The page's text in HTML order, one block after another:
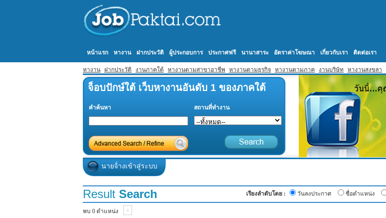
หางาน ฝากประวัติ งานภาคใต้ หางานตามสาขาอาชีพ หางานตามธุรกิจ หางานตามภาค งานบริษัท หางานสงขลา
หน้าแรก หางาน ฝากประวัติ ผู้ประกอบการ ประกาศฟรี นานาสาระ อัตราค่าโฆษณา เกี่ยวกับเรา ติดต่อเรา
จ็อบปักษ์ใต้ เว็บหางานอันดับ 1 ของภาคใต้
คำค้นหา สถานที่ทำงาน
นายจ้่างเข้าสู่ระบบ
Result Search เรียงลำดับโดย : วันลงประกาศ ชื่อตำแหน่ง
พบ 0 ตำแหน่ง «